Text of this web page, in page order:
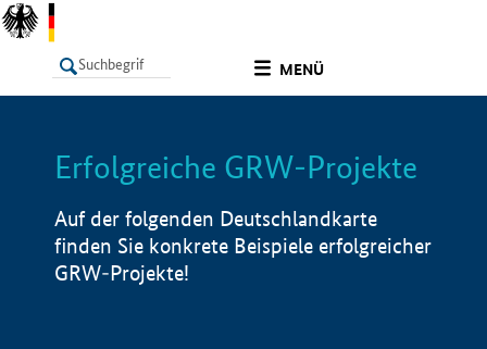
MENÜ
LISTE Info
Erfolgreiche GRW-Projekte
Auf der folgenden Deutschlandkarte
finden Sie konkrete Beispiele erfolgreicher
GRW-Projekte!